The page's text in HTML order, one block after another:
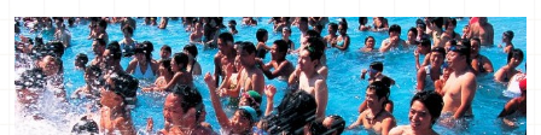
商品，...